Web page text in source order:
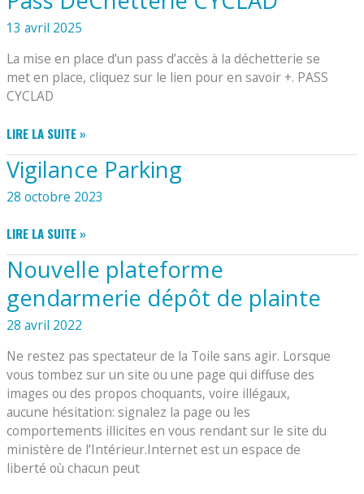
13 avril 2025
La mise en place d’un pass d’accès à la déchetterie se
met en place, cliquez sur le lien pour en savoir +. PASS
CYCLAD
PASS
DÉCHETTERIE
CYCLAD
LIRE LA SUITE »
Vigilance Parking
28 octobre 2023
VIGILANCE
PARKING
LIRE LA SUITE »
Nouvelle plateforme
gendarmerie dépôt de plainte
28 avril 2022
Ne restez pas spectateur de la Toile sans agir. Lorsque
vous tombez sur un site ou une page qui diffuse des
images ou des propos choquants, voire illégaux,
aucune hésitation: signalez la page ou les
comportements illicites en vous rendant sur le site du
ministère de l’Intérieur.Internet est un espace de
liberté où chacun peut